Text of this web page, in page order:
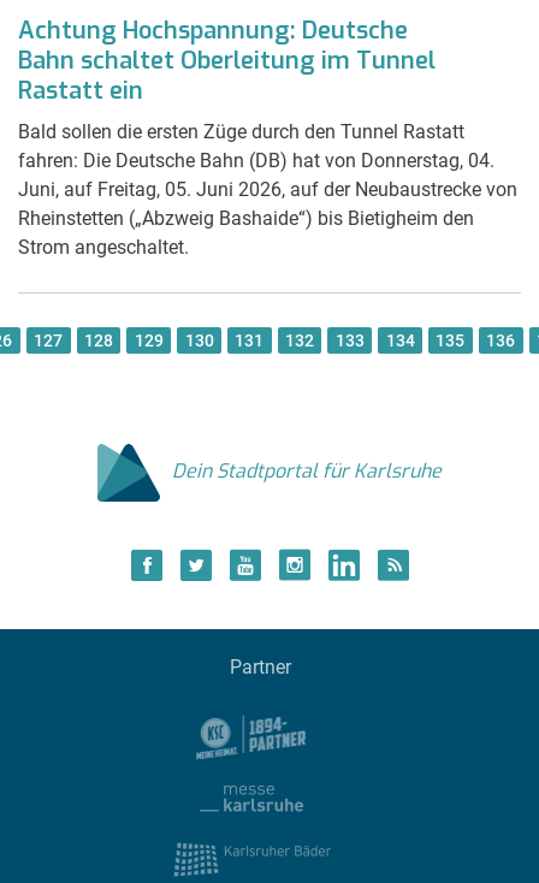
Achtung Hochspannung: Deutsche
Bahn schaltet Oberleitung im Tunnel
Rastatt ein
Bald sollen die ersten Züge durch den Tunnel Rastatt
fahren: Die Deutsche Bahn (DB) hat von Donnerstag, 04.
Juni, auf Freitag, 05. Juni 2026, auf der Neubaustrecke von
Rheinstetten („Abzweig Bashaide“) bis Bietigheim den
Strom angeschaltet.
127 128 129 130 131 132 133 134 135 136
Dein Stadtportal für Karlsruhe
Partner